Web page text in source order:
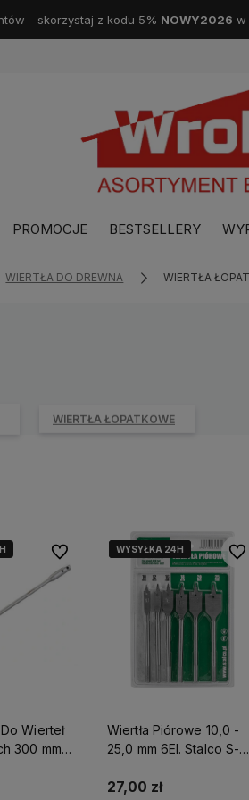
- skorzystaj z kodu 5% NOWY2026 w
PROMOCJE BESTSELLERY
WIERTŁA DO DREWNA WIERTŁA
WIERTŁA ŁOPATKOWE
Wierteł
300 mm
Do ulubionychWYSYŁKA 24H
WYSYŁKA 24H
WYSYŁKA 24H
Wiertła Piórowe 10,0 -
25,0 mm 6El. Stalco S-
27,00 zł
Do